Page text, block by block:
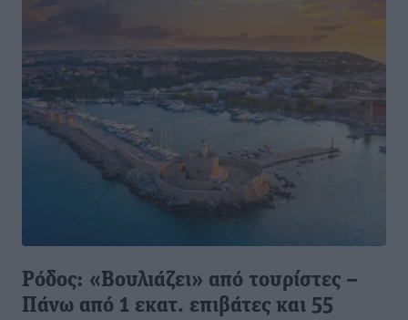
Ρόδος: «Βουλιάζει» από τουρίστες –
Πάνω από 1 εκατ. επιβάτες και 55